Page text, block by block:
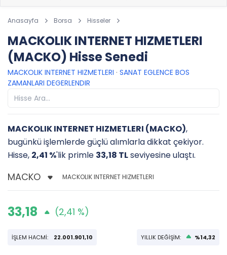
Anasayfa Borsa Hisseler
MACKOLIK INTERNET HIZMETLERI
(MACKO) Hisse Senedi
MACKOLIK INTERNET HIZMETLERI · SANAT EGLENCE BOS
ZAMANLARI DEGERLENDIR
MACKOLIK INTERNET HIZMETLERI (MACKO),
bugünkü işlemlerde güçlü alımlarla dikkat çekiyor.
Hisse, 2,41 %'lik primle 33,18 TLseviyesine ulaştı.
MACKOLIK INTERNET HIZMETLERI
33,18 (2,41 %)
İŞLEM HACMİ: 22.001.901,10 YILLIK DEĞİŞİM: %14,32